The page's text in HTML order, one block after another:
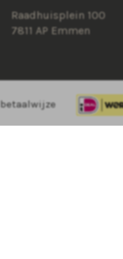
Raadhuisplein 100
7811 AP Emmen
betaalwijze